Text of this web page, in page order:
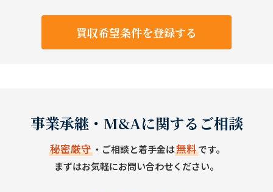
買収希望条件を登録する
事業承継・M&Aに関するご相談
秘密厳守・ご相談と着手金は無料です。
まずはお気軽にお問い合わせください。